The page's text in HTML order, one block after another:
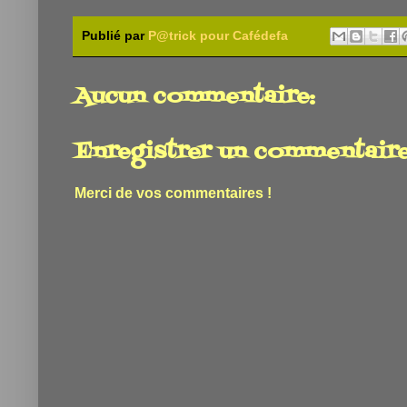
Publié par P@trick pour Cafédefa
Aucun commentaire:
Enregistrer un
Merci de vos commentaires !